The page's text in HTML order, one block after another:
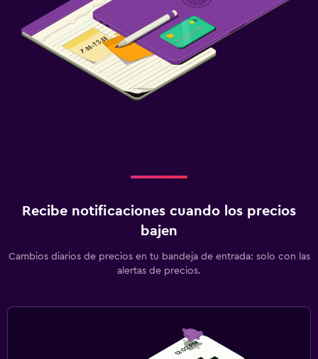
Recibe notificaciones cuando los precios
bajen
Cambios diarios de precios en tu bandeja de entrada: solo con las
alertas de precios.